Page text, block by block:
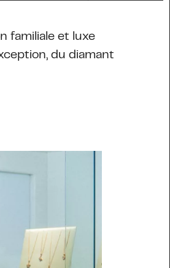
familiale et luxe
du diamant